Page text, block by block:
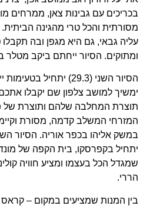
בכריכים עם גבינות צאן, ממרחים
מסורתית והכל טרי מהגינה הביתית.
עליה גבאי, גם היא מגפן ובה תקבלו
ומתוקים. הסיור ייחתם ביקב מטלר
הסיור השני (29.3) יתחיל
ימשיך למושב צלפון שם יקבלו אתכם
תוצרת המחלבה שלהם ותוצרת של
המזרחי המשלב קדמה, מסורת וקיימות
יתחיל בקפרסקו, בית הקפה של מונדר
שמגדל הכל בעצמו ומציע חוויה
הררי.
בין המנות שמציעים במקום – קראס